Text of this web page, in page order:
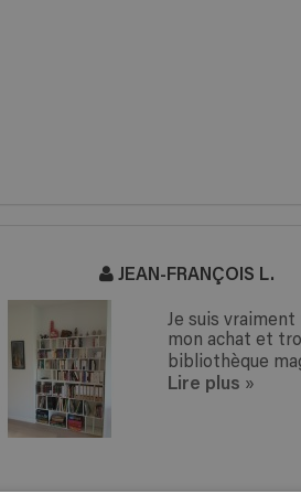
JEAN-FRANÇOIS L.
Je suis vraiment
mon achat et
bibliothèque
Lire plus »